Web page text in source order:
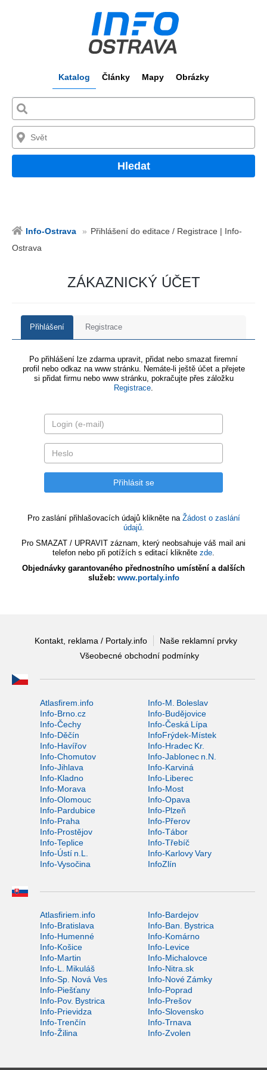
Katalog Články Mapy Obrázky
Hledat
Info-Ostrava
Přihlášení do editace / Registrace | Info-
Ostrava
ZÁKAZNICKÝ ÚČET
Přihlášení Registrace
Po přihlášení lze zdarma upravit, přidat nebo smazat firemní
profil nebo odkaz na www stránku. Nemáte-li ještě účet a přejete
si přidat firmu nebo www stránku, pokračujte přes záložku
Registrace.
Pro zaslání přihlašovacích údajů klikněte na Žádost o zaslání
údajů.
Pro SMAZAT / UPRAVIT záznam, který neobsahuje váš mail ani
telefon nebo při potížích s editací klikněte zde.
Objednávky garantovaného přednostního umístění a dalších
služeb: www.portaly.info
Kontakt, reklama / Portaly.info
Naše reklamní prvky
Všeobecné obchodní podmínky
Atlasfirem.info
Info-M. Boleslav
Info-Brno.cz
Info-Budějovice
Info-Čechy
Info-Česká Lípa
Info-Děčín
InfoFrýdek-Místek
Info-Havířov
Info-Hradec Kr.
Info-Chomutov
Info-Jablonec n.N.
Info-Jihlava
Info-Karviná
Info-Kladno
Info-Liberec
Info-Morava
Info-Most
Info-Olomouc
Info-Opava
Info-Pardubice
Info-Plzeň
Info-Praha
Info-Přerov
Info-Prostějov
Info-Tábor
Info-Teplice
Info-Třebíč
Info-Ústí n.L.
Info-Karlovy Vary
Info-Vysočina
InfoZlín
Atlasfiriem.info
Info-Bardejov
Info-Bratislava
Info-Ban. Bystrica
Info-Humenné
Info-Komárno
Info-Košice
Info-Levice
Info-Martin
Info-Michalovce
Info-L. Mikuláš
Info-Nitra.sk
Info-Sp. Nová Ves
Info-Nové Zámky
Info-Piešťany
Info-Poprad
Info-Pov. Bystrica
Info-Prešov
Info-Prievidza
Info-Slovensko
Info-Trenčín
Info-Trnava
Info-Žilina
Info-Zvolen